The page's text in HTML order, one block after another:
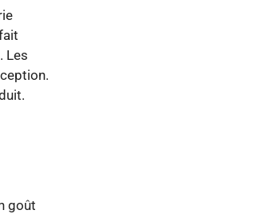
Les
goût